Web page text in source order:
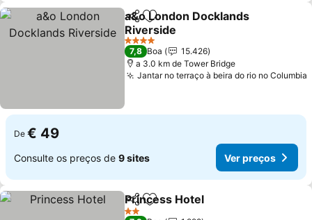
PartilharAdicionar aos favoritos
a&o London Docklands
Riverside
Ver preços
4 Estrelas
7,8 Boa
15.426
a 3.0 km de Tower Bridge
Jantar no terraço à beira do rio no Columbia
De € 49
Consulte os preços de 9 sites Ver preços
PartilharAdicionar aos favoritos
Princess Hotel
2 Estrelas